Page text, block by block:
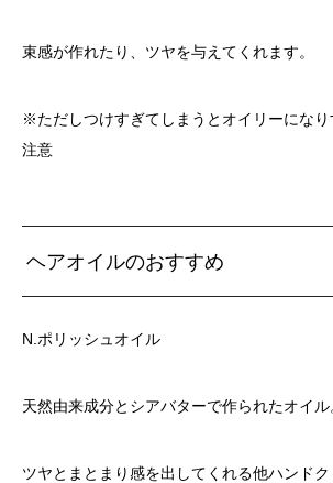
束感が作れたり、ツヤを与えてくれます。
※ただしつけすぎてしまうとオイリーにな
注意
ヘアオイルのおすすめ
N.ポリッシュオイル
天然由来成分とシアバターで作られたオイル
ツヤとまとまり感を出してくれる他ハンド